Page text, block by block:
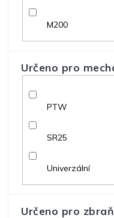
M200
Určeno pro
PTW
SR25
Univerzální
Určeno pro zbraň